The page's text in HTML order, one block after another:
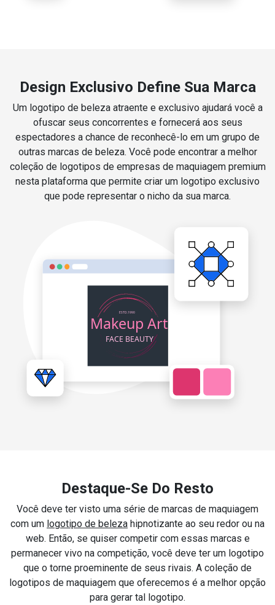
Design Exclusivo Define Sua Marca
Um logotipo de beleza atraente e exclusivo ajudará você a
ofuscar seus concorrentes e fornecerá aos seus
espectadores a chance de reconhecê-lo em um grupo de
outras marcas de beleza. Você pode encontrar a melhor
coleção de logotipos de empresas de maquiagem premium
nesta plataforma que permite criar um logotipo exclusivo
que pode representar o nicho da sua marca.
Destaque-Se Do Resto
Você deve ter visto uma série de marcas de maquiagem
com um logotipo de beleza hipnotizante ao seu redor ou na
web. Então, se quiser competir com essas marcas e
permanecer vivo na competição, você deve ter um logotipo
que o torne proeminente de seus rivais. A coleção de
logotipos de maquiagem que oferecemos é a melhor opção
para gerar tal logotipo.